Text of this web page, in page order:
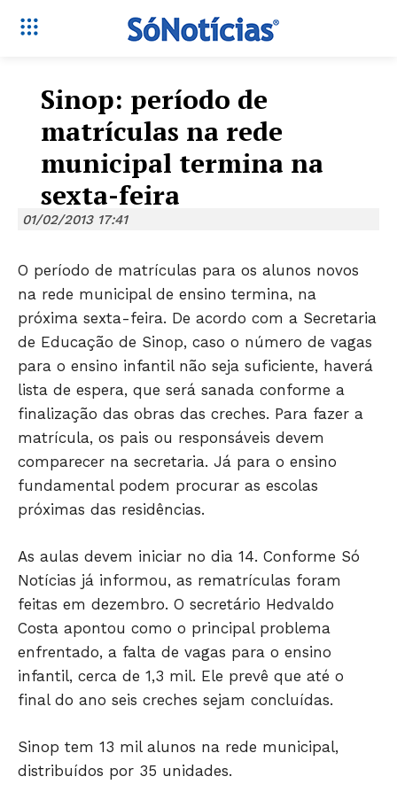
Só Notícias
JUNTE-SE NO WHATSAPP
HOME
Sinop: período de
matrículas na rede
municipal termina na
sexta-feira
01/02/2013 17:41
O período de matrículas para os alunos novos
na rede municipal de ensino termina, na
próxima sexta-feira. De acordo com a Secretaria
de Educação de Sinop, caso o número de vagas
para o ensino infantil não seja suficiente, haverá
lista de espera, que será sanada conforme a
finalização das obras das creches. Para fazer a
matrícula, os pais ou responsáveis devem
comparecer na secretaria. Já para o ensino
fundamental podem procurar as escolas
próximas das residências.
As aulas devem iniciar no dia 14. Conforme Só
Notícias já informou, as rematrículas foram
feitas em dezembro. O secretário Hedvaldo
Costa apontou como o principal problema
enfrentado, a falta de vagas para o ensino
infantil, cerca de 1,3 mil. Ele prevê que até o
final do ano seis creches sejam concluídas.
Sinop tem 13 mil alunos na rede municipal,
distribuídos por 35 unidades.